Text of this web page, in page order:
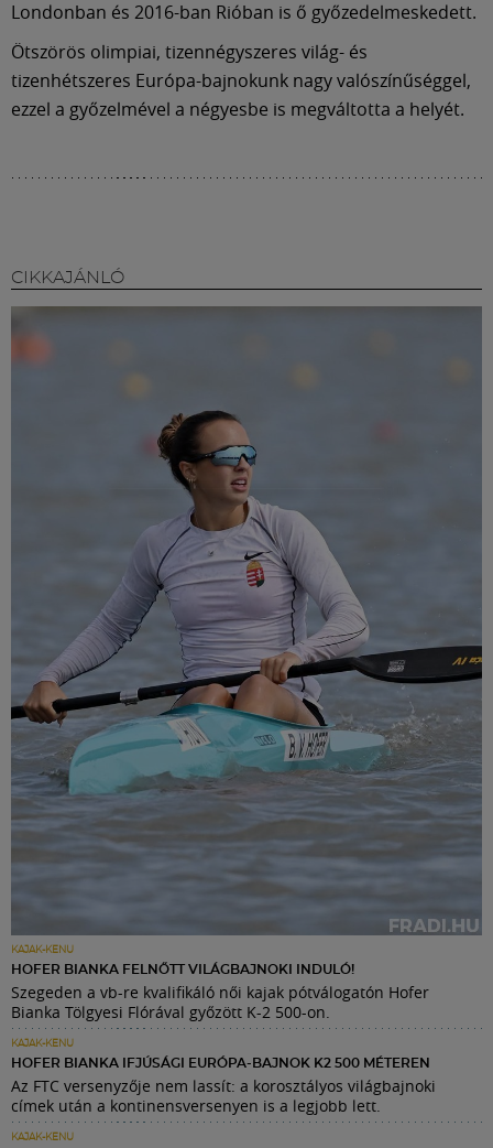
Londonban és 2016-ban Rióban is ő győzedelmeskedett.
Ötszörös olimpiai, tizennégyszeres világ- és
tizenhétszeres Európa-bajnokunk nagy valószínűséggel,
ezzel a győzelmével a négyesbe is megváltotta a helyét.
CIKKAJÁNLÓ
KAJAK-KENU
HOFER BIANKA FELNŐTT VILÁGBAJNOKI INDULÓ!
Szegeden a vb-re kvalifikáló női kajak pótválogatón Hofer
Bianka Tölgyesi Flórával győzött K-2 500-on.
KAJAK-KENU
HOFER BIANKA IFJÚSÁGI EURÓPA-BAJNOK K2 500 MÉTEREN
Az FTC versenyzője nem lassít: a korosztályos világbajnoki
címek után a kontinensversenyen is a legjobb lett.
KAJAK-KENU
English